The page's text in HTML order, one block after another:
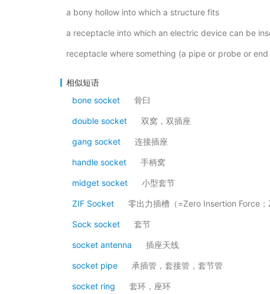
a bony hollow into which a structure fits
a receptacle into which an electric device can be
receptacle where something (a pipe or probe or
相似短语
bone socket
骨臼
double socket 双窝，双插座
gang socket 连接插座
handle socket 手柄窝
midget socket 小型套节
ZIF Socket 零出力插槽（=Zero Insertion Force；
Sock socket 套节
socket antenna 插座天线
socket pipe 承插管，套接管，套节管
socket ring 套环，座环